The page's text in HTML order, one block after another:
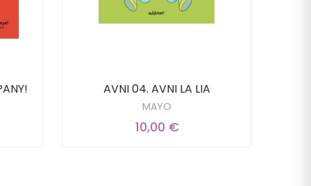
AVNI 04. AVNI LA LIA
MAYO
10,00 €